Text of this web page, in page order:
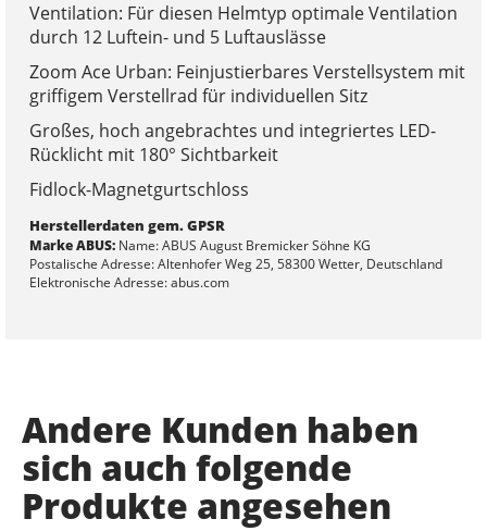
Ventilation: Für diesen Helmtyp optimale Ventilation
durch 12 Luftein- und 5 Luftauslässe
Zoom Ace Urban: Feinjustierbares Verstellsystem mit
griffigem Verstellrad für individuellen Sitz
Großes, hoch angebrachtes und integriertes LED-
Rücklicht mit 180° Sichtbarkeit
Fidlock-Magnetgurtschloss
Herstellerdaten gem. GPSR
Marke ABUS:Name: ABUS August Bremicker Söhne KG
Postalische Adresse: Altenhofer Weg 25, 58300 Wetter, Deutschland
Elektronische Adresse: abus.com
Andere Kunden haben
sich auch folgende
Produkte angesehen